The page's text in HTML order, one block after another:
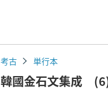
考古 単行本
韓國金石文集成